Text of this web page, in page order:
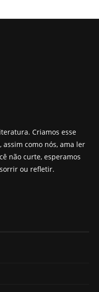
Criamos esse
como nós, ama ler
não curte, esperamos
ou refletir.